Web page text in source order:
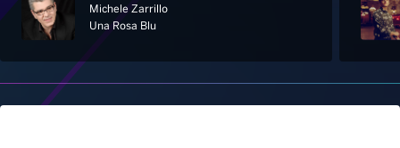
Home
Palinsesto
Notizie
Michele Zarrillo
Una Rosa Blu